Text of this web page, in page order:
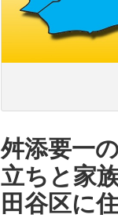
舛添要一
立ちと家
田谷区に